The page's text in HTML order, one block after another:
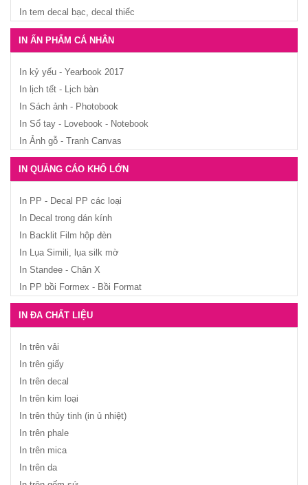
In tem decal bạc, decal thiếc
IN ẤN PHẨM CÁ NHÂN
In kỷ yếu - Yearbook 2017
In lịch tết - Lịch bàn
In Sách ảnh - Photobook
In Sổ tay - Lovebook - Notebook
In Ảnh gỗ - Tranh Canvas
IN QUẢNG CÁO KHỔ LỚN
In PP - Decal PP các loại
In Decal trong dán kính
In Backlit Film hộp đèn
In Lụa Simili, lụa silk mờ
In Standee - Chân X
In PP bồi Formex - Bồi Format
IN ĐA CHẤT LIỆU
In trên vải
In trên giấy
In trên decal
In trên kim loại
In trên thủy tinh (in ủ nhiệt)
In trên phale
In trên mica
In trên da